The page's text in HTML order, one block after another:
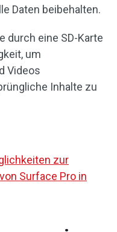
Daten beibehalten.
durch eine SD-Karte
um
Videos
Inhalte zu
zur
Surface Pro in